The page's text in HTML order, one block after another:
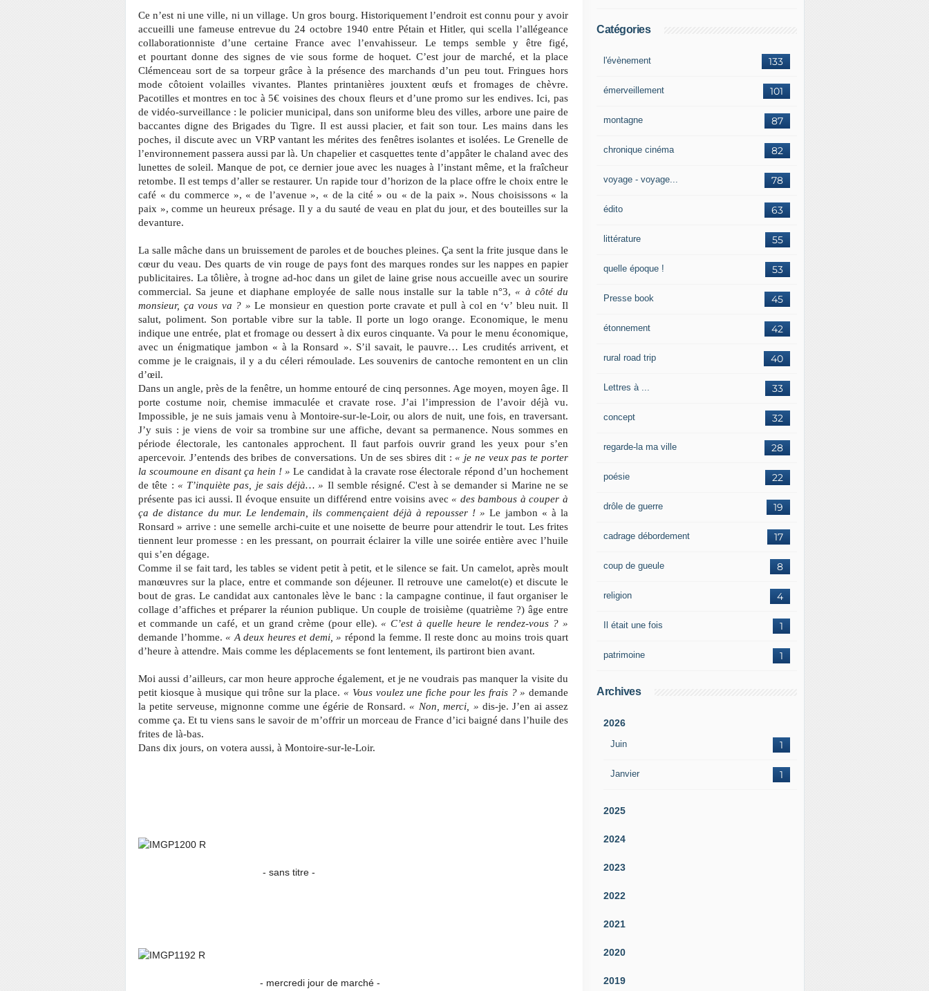
Ce n’est ni une ville, ni un village. Un gros bourg. Historiquement l’endroit est connu pour y avoir
accueilli une fameuse entrevue du 24 octobre 1940 entre Pétain et Hitler, qui scella l’allégeance
collaborationniste d’une certaine France avec l’envahisseur. Le temps semble y être figé,
et pourtant donne des signes de vie sous forme de hoquet. C’est jour de marché, et la place
Clémenceau sort de sa torpeur grâce à la présence des marchands d’un peu tout. Fringues hors
mode côtoient volailles vivantes. Plantes printanières jouxtent œufs et fromages de chèvre.
Pacotilles et montres en toc à 5€ voisines des choux fleurs et d’une promo sur les endives. Ici, pas
de vidéo-surveillance : le policier municipal, dans son uniforme bleu des villes, arbore une paire de
baccantes digne des Brigades du Tigre. Il est aussi placier, et fait son tour. Les mains dans les
poches, il discute avec un VRP vantant les mérites des fenêtres isolantes et isolées. Le Grenelle de
l’environnement passera aussi par là. Un chapelier et casquettes tente d’appâter le chaland avec des
lunettes de soleil. Manque de pot, ce dernier joue avec les nuages à l’instant même, et la fraîcheur
retombe. Il est temps d’aller se restaurer. Un rapide tour d’horizon de la place offre le choix entre le
café « du commerce », « de l’avenue », « de la cité » ou « de la paix ». Nous choisissons « la
paix », comme un heureux présage. Il y a du sauté de veau en plat du jour, et des bouteilles sur la
devanture.
La salle mâche dans un bruissement de paroles et de bouches pleines. Ça sent la frite jusque dans le
cœur du veau. Des quarts de vin rouge de pays font des marques rondes sur les nappes en papier
publicitaires. La tôlière, à trogne ad-hoc dans un gilet de laine grise nous accueille avec un sourire
commercial. Sa jeune et diaphane employée de salle nous installe sur la table n°3, « à côté du
monsieur, ça vous va ? » Le monsieur en question porte cravate et pull à col en ‘v’ bleu nuit. Il
salut, poliment. Son portable vibre sur la table. Il porte un logo orange. Economique, le menu
indique une entrée, plat et fromage ou dessert à dix euros cinquante. Va pour le menu économique,
avec un énigmatique jambon « à la Ronsard ». S’il savait, le pauvre… Les crudités arrivent, et
comme je le craignais, il y a du céleri rémoulade. Les souvenirs de cantoche remontent en un clin
d’œil.
Dans un angle, près de la fenêtre, un homme entouré de cinq personnes. Age moyen, moyen âge. Il
porte costume noir, chemise immaculée et cravate rose. J’ai l’impression de l’avoir déjà vu.
Impossible, je ne suis jamais venu à Montoire-sur-le-Loir, ou alors de nuit, une fois, en traversant.
J’y suis : je viens de voir sa trombine sur une affiche, devant sa permanence. Nous sommes en
période électorale, les cantonales approchent. Il faut parfois ouvrir grand les yeux pour s’en
apercevoir. J’entends des bribes de conversations. Un de ses sbires dit : « je ne veux pas te porter
la scoumoune en disant ça hein ! » Le candidat à la cravate rose électorale répond d’un hochement
de tête : « T’inquiète pas, je sais déjà… » Il semble résigné. C'est à se demander si Marine ne se
présente pas ici aussi. Il évoque ensuite un différend entre voisins avec « des bambous à couper à
ça de distance du mur. Le lendemain, ils commençaient déjà à repousser ! » Le jambon « à la
Ronsard » arrive : une semelle archi-cuite et une noisette de beurre pour attendrir le tout. Les frites
tiennent leur promesse : en les pressant, on pourrait éclairer la ville une soirée entière avec l’huile
qui s’en dégage.
Comme il se fait tard, les tables se vident petit à petit, et le silence se fait. Un camelot, après moult
manœuvres sur la place, entre et commande son déjeuner. Il retrouve une camelot(e) et discute le
bout de gras. Le candidat aux cantonales lève le banc : la campagne continue, il faut organiser le
collage d’affiches et préparer la réunion publique. Un couple de troisième (quatrième ?) âge entre
et commande un café, et un grand crème (pour elle). « C’est à quelle heure le rendez-vous ? »
demande l’homme. « A deux heures et demi, » répond la femme. Il reste donc au moins trois quart
d’heure à attendre. Mais comme les déplacements se font lentement, ils partiront bien avant.
Moi aussi d’ailleurs, car mon heure approche également, et je ne voudrais pas manquer la visite du
petit kiosque à musique qui trône sur la place. « Vous voulez une fiche pour les frais ? » demande
la petite serveuse, mignonne comme une égérie de Ronsard. « Non, merci, » dis-je. J’en ai assez
comme ça. Et tu viens sans le savoir de m’offrir un morceau de France d’ici baigné dans l’huile des
frites de là-bas.
Dans dix jours, on votera aussi, à Montoire-sur-le-Loir.
- sans titre -
- mercredi jour de marché -
Catégories
133
l'évènement
101
émerveillement
87
montagne
82
chronique cinéma
78
voyage - voyage...
63
édito
55
littérature
53
quelle époque !
45
Presse book
42
étonnement
40
rural road trip
33
Lettres à ...
32
concept
28
regarde-la ma ville
22
poésie
19
drôle de guerre
17
cadrage débordement
8
coup de gueule
4
religion
1
Il était une fois
1
patrimoine
Archives
2026
Juin 1
Janvier 1
2025
2024
2023
2022
2021
2020
2019